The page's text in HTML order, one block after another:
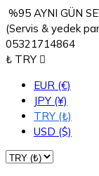
%95 AYNI GÜN
(Servis & yedek
05321714864
₺ TRY 
EUR (€)
JPY (¥)
TRY (₺)
USD ($)